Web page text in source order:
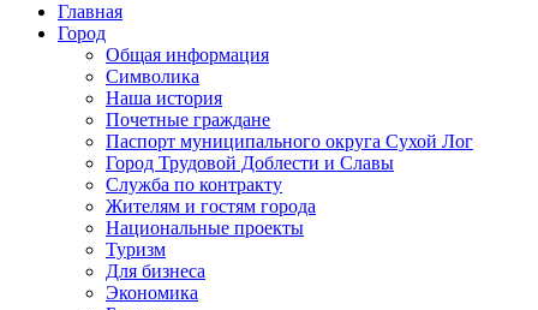
Главная
Город
Общая информация
Символика
Наша история
Почетные граждане
Паспорт муниципального округа Сухой Лог
Город Трудовой Доблести и Славы
Служба по контракту
Жителям и гостям города
Национальные проекты
Туризм
Для бизнеса
Экономика